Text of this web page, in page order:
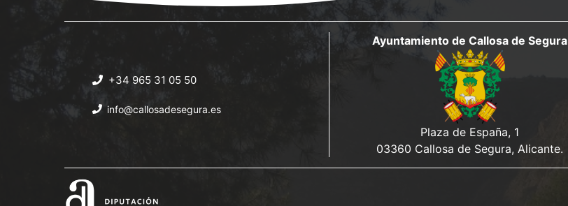
+34 965 31 05 50
info@callosadesegura.es
Ayuntamiento de Callosa de Segura
Plaza de España, 1
03360 Callosa de Segura, Alicante.